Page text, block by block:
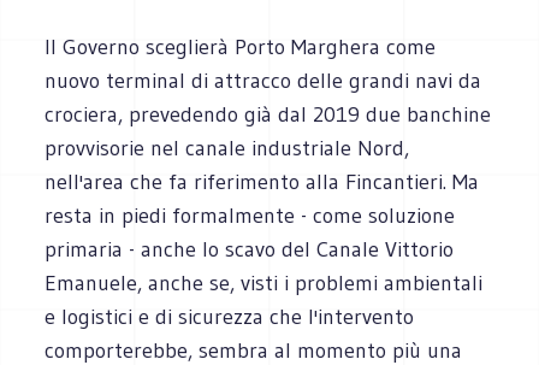
Il Governo sceglierà Porto Marghera come
nuovo terminal di attracco delle grandi navi da
crociera, prevedendo già dal 2019 due banchine
provvisorie nel canale industriale Nord,
nell'area che fa riferimento alla Fincantieri. Ma
resta in piedi formalmente - come soluzione
primaria - anche lo scavo del Canale Vittorio
Emanuele, anche se, visti i problemi ambientali
e logistici e di sicurezza che l'intervento
comporterebbe, sembra al momento più una